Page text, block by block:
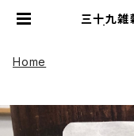
三十九
Home